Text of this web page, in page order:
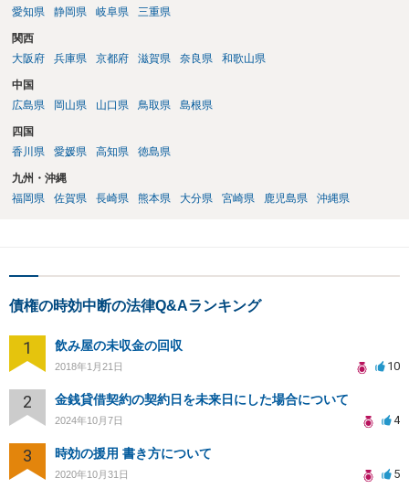
愛知県
静岡県 岐阜県 三重県
関西
大阪府
兵庫県 京都府 滋賀県 奈良県 和歌山県
中国
広島県
岡山県 山口県 鳥取県 島根県
四国
香川県
愛媛県 高知県 徳島県
九州・沖縄
福岡県
佐賀県 長崎県 熊本県 大分県 宮崎県 鹿児島県 沖縄県
債権の時効中断の法律Q&Aランキング
1 飲み屋の未収金の回収
2018年1月21日 10
2 金銭貸借契約の契約日を未来日にした場合について
2024年10月7日 4
3 時効の援用 書き方について
2020年10月31日 5